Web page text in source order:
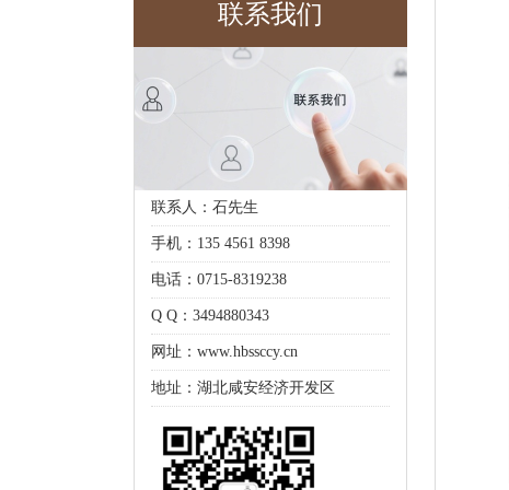
联系我们
联系人：石先生
手机：135 4561 8398
电话：0715-8319238
Q Q：3494880343
网址：www.hbssccy.cn
地址：湖北咸安经济开发区